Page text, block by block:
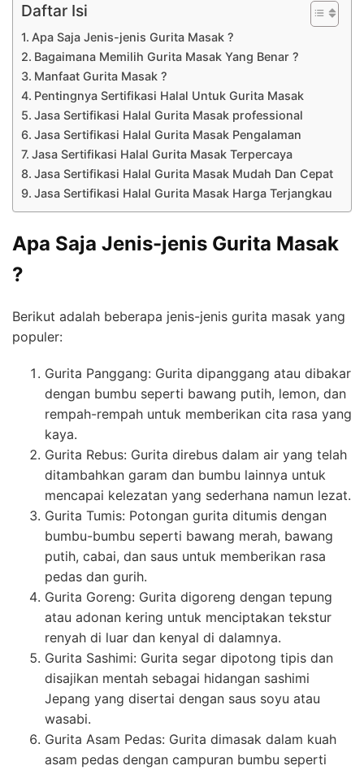
Daftar Isi
Apa Saja Jenis-jenis Gurita Masak ?
Bagaimana Memilih Gurita Masak Yang Benar ?
Manfaat Gurita Masak ?
Pentingnya Sertifikasi Halal Untuk Gurita Masak
Jasa Sertifikasi Halal Gurita Masak professional
Jasa Sertifikasi Halal Gurita Masak Pengalaman
Jasa Sertifikasi Halal Gurita Masak Terpercaya
Jasa Sertifikasi Halal Gurita Masak Mudah Dan Cepat
Jasa Sertifikasi Halal Gurita Masak Harga Terjangkau
Apa Saja Jenis-jenis Gurita Masak
?
Berikut adalah beberapa jenis-jenis gurita masak yang
populer:
Gurita Panggang: Gurita dipanggang atau dibakar
dengan bumbu seperti bawang putih, lemon, dan
rempah-rempah untuk memberikan cita rasa yang
kaya.
Gurita Rebus: Gurita direbus dalam air yang telah
ditambahkan garam dan bumbu lainnya untuk
mencapai kelezatan yang sederhana namun lezat.
Gurita Tumis: Potongan gurita ditumis dengan
bumbu-bumbu seperti bawang merah, bawang
putih, cabai, dan saus untuk memberikan rasa
pedas dan gurih.
Gurita Goreng: Gurita digoreng dengan tepung
atau adonan kering untuk menciptakan tekstur
renyah di luar dan kenyal di dalamnya.
Gurita Sashimi: Gurita segar dipotong tipis dan
disajikan mentah sebagai hidangan sashimi
Jepang yang disertai dengan saus soyu atau
wasabi.
Gurita Asam Pedas: Gurita dimasak dalam kuah
asam pedas dengan campuran bumbu seperti